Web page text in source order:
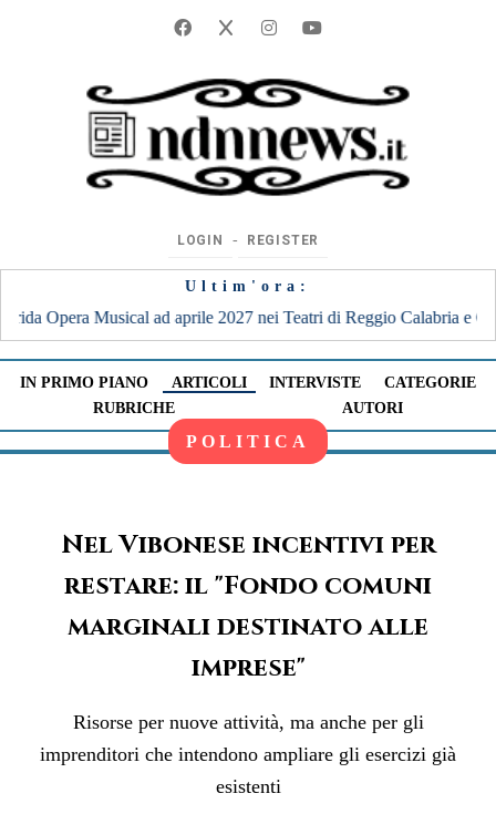
LOGIN ‐ REGISTER
Ultim'ora:
di Reggio Calabria e Catania, uniche date al Sud | 21:36REDEL
IN PRIMO PIANO ARTICOLI INTERVISTE
CATEGORIE
RUBRICHE
AUTORI
POLITICA
Nel Vibonese incentivi per
restare: il "Fondo comuni
marginali destinato alle
imprese"
Risorse per nuove attività, ma anche per gli
imprenditori che intendono ampliare gli esercizi già
esistenti